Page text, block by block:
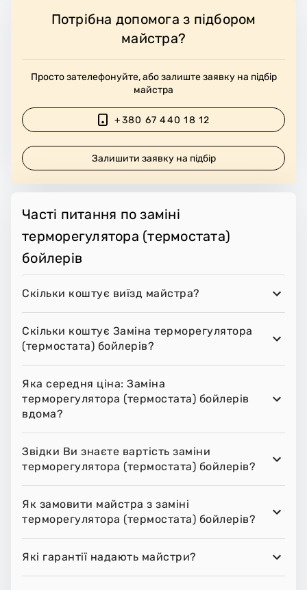
Потрібна допомога з підбором
майстра?
Просто зателефонуйте, або залиште заявку на підбір
майстра
+380 67 440 18 12
Залишити заявку на підбір
Часті питання по заміні
терморегулятора (термостата)
бойлерів
Скільки коштує виїзд майстра?
Скільки коштує Заміна терморегулятора
(термостата) бойлерів?
Яка середня ціна: Заміна
терморегулятора (термостата) бойлерів
вдома?
Звідки Ви знаєте вартість заміни
терморегулятора (термостата) бойлерів?
Як замовити майстра з заміні
терморегулятора (термостата) бойлерів?
Які гарантії надають майстри?